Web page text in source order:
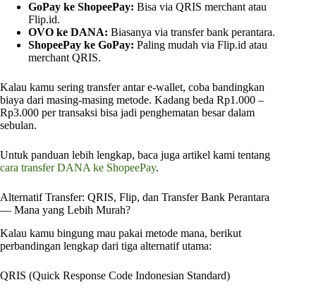
GoPay ke ShopeePay: Bisa via QRIS merchant atau
Flip.id.
OVO ke DANA: Biasanya via transfer bank perantara.
ShopeePay ke GoPay: Paling mudah via Flip.id atau
merchant QRIS.
Kalau kamu sering transfer antar e-wallet, coba bandingkan
biaya dari masing-masing metode. Kadang beda Rp1.000 –
Rp3.000 per transaksi bisa jadi penghematan besar dalam
sebulan.
Untuk panduan lebih lengkap, baca juga artikel kami tentang
cara transfer DANA ke ShopeePay.
Alternatif Transfer: QRIS, Flip, dan Transfer Bank Perantara
— Mana yang Lebih Murah?
Kalau kamu bingung mau pakai metode mana, berikut
perbandingan lengkap dari tiga alternatif utama:
QRIS (Quick Response Code Indonesian Standard)